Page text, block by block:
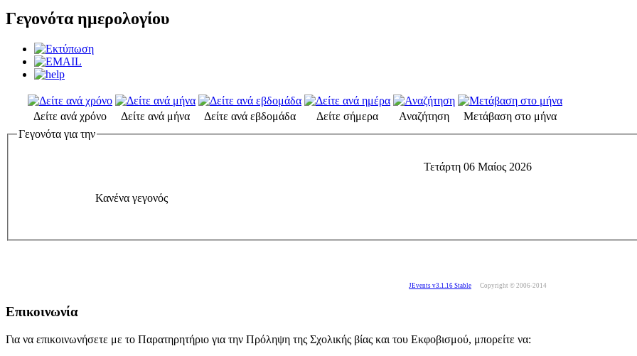
Γεγονότα ημερολογίου
Δείτε ανά χρόνο Δείτε ανά μήνα Δείτε ανά εβδομάδα Δείτε σήμερα Αναζήτηση
Μετάβαση στο μήνα
Γεγονότα για την
Τετάρτη 06 Μαίος 2026
Κανένα γεγονός
JEvents v3.1.16 Stable Copyright © 2006-2014
Επικοινωνία
Για να επικοινωνήσετε με το Παρατηρητήριο για την Πρόληψη της Σχολικής βίας και του Εκφοβισμού, μπορείτε να: